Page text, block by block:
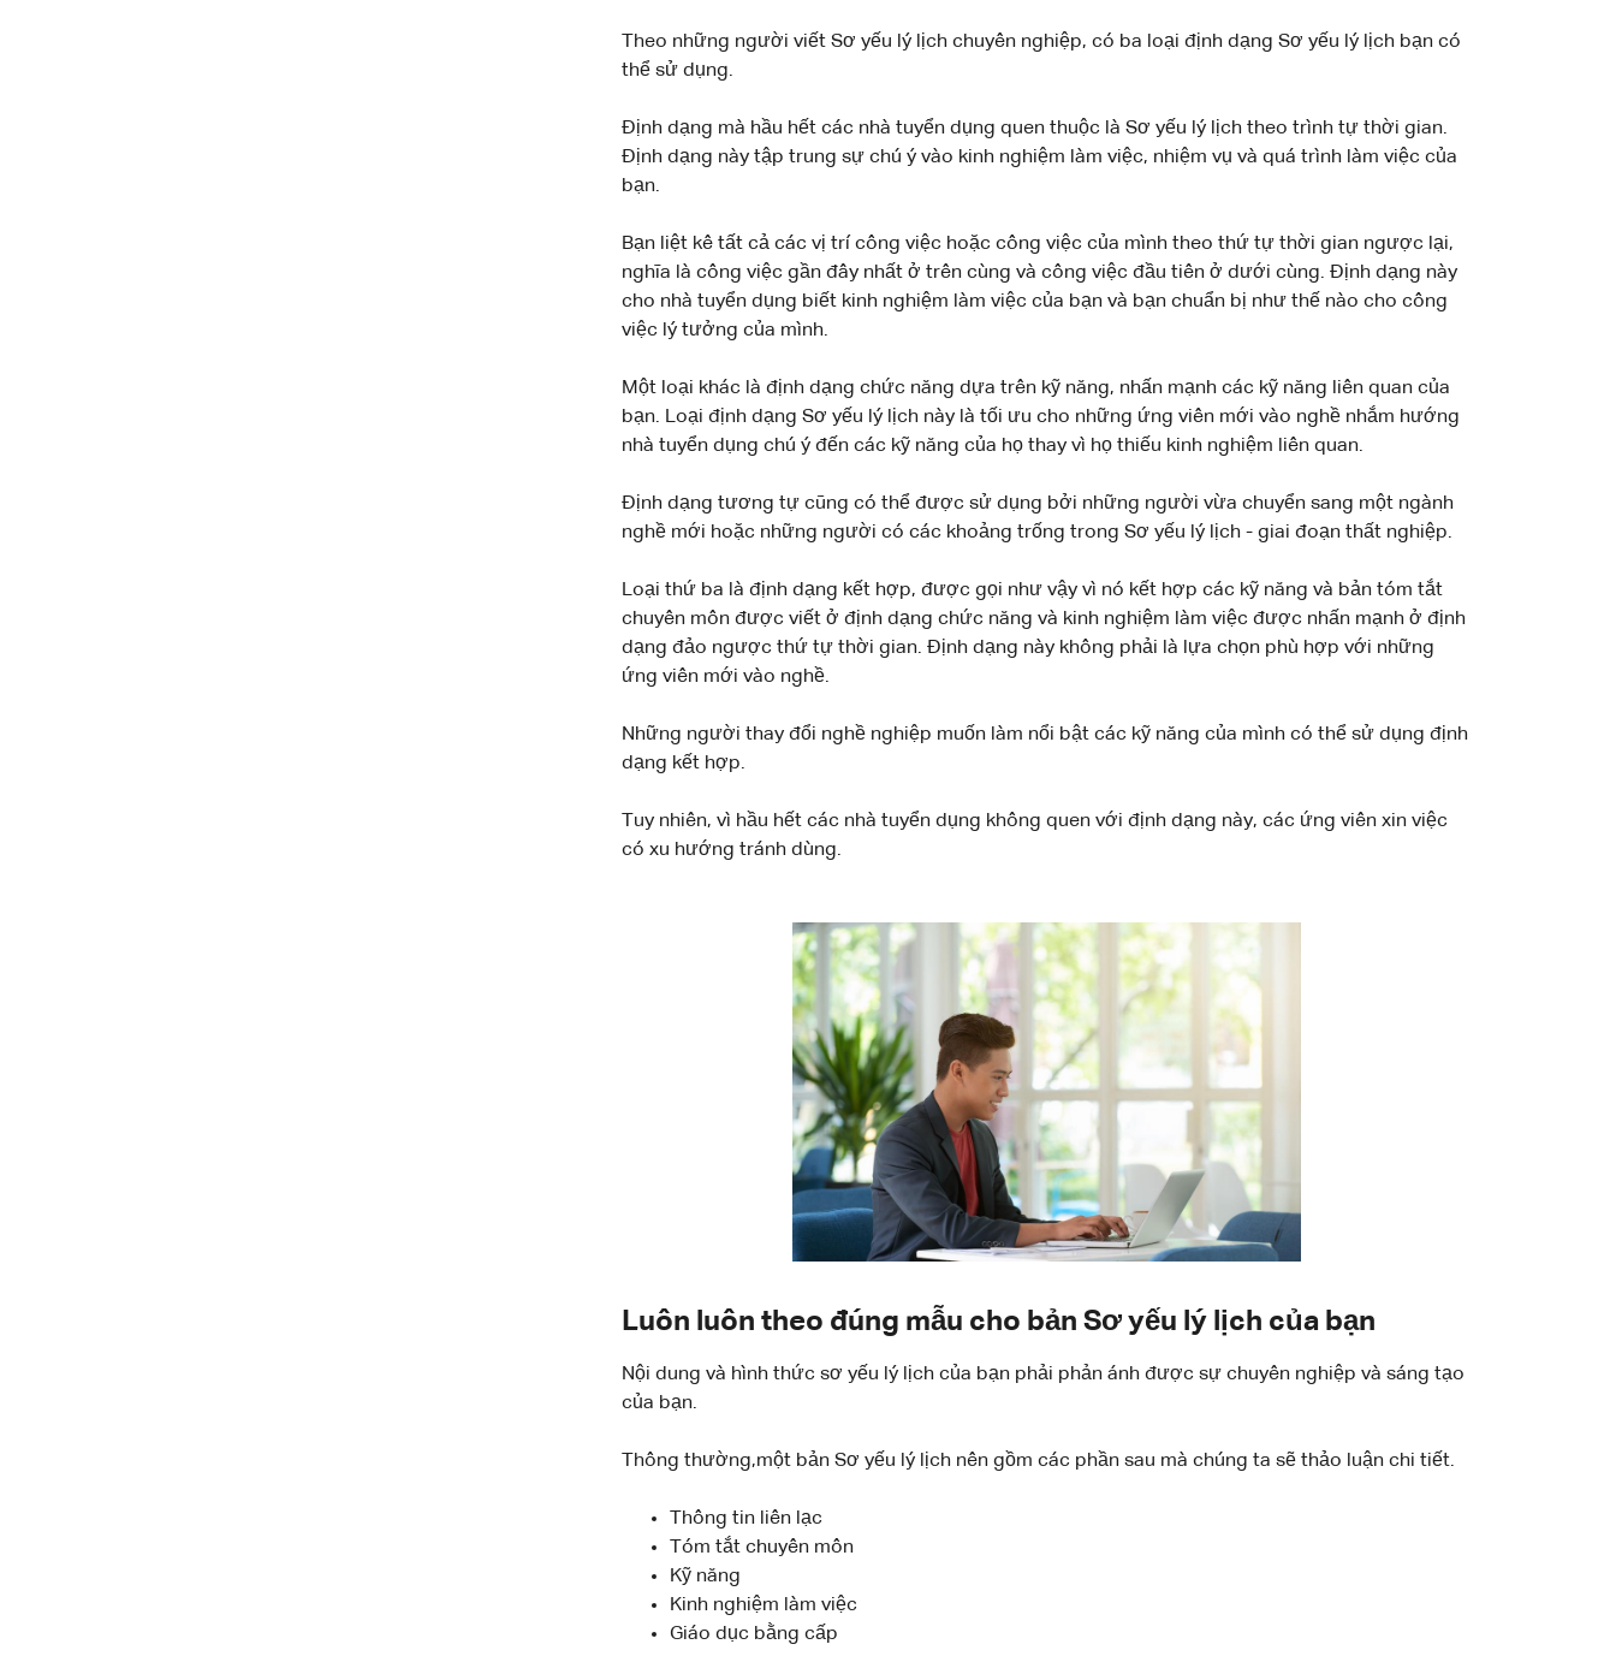
Theo những người viết Sơ yếu lý lịch chuyên nghiệp, có ba loại định dạng Sơ yếu lý lịch bạn có
thể sử dụng.
Định dạng mà hầu hết các nhà tuyển dụng quen thuộc là Sơ yếu lý lịch theo trình tự thời gian.
Định dạng này tập trung sự chú ý vào kinh nghiệm làm việc, nhiệm vụ và quá trình làm việc của
bạn.
Bạn liệt kê tất cả các vị trí công việc hoặc công việc của mình theo thứ tự thời gian ngược lại,
nghĩa là công việc gần đây nhất ở trên cùng và công việc đầu tiên ở dưới cùng. Định dạng này
cho nhà tuyển dụng biết kinh nghiệm làm việc của bạn và bạn chuẩn bị như thế nào cho công
việc lý tưởng của mình.
Một loại khác là định dạng chức năng dựa trên kỹ năng, nhấn mạnh các kỹ năng liên quan của
bạn. Loại định dạng Sơ yếu lý lịch này là tối ưu cho những ứng viên mới vào nghề nhắm hướng
nhà tuyển dụng chú ý đến các kỹ năng của họ thay vì họ thiếu kinh nghiệm liên quan.
Định dạng tương tự cũng có thể được sử dụng bởi những người vừa chuyển sang một ngành
nghề mới hoặc những người có các khoảng trống trong Sơ yếu lý lịch - giai đoạn thất nghiệp.
Loại thứ ba là định dạng kết hợp, được gọi như vậy vì nó kết hợp các kỹ năng và bản tóm tắt
chuyên môn được viết ở định dạng chức năng và kinh nghiệm làm việc được nhấn mạnh ở định
dạng đảo ngược thứ tự thời gian. Định dạng này không phải là lựa chọn phù hợp với những
ứng viên mới vào nghề.
Những người thay đổi nghề nghiệp muốn làm nổi bật các kỹ năng của mình có thể sử dụng định
dạng kết hợp.
Tuy nhiên, vì hầu hết các nhà tuyển dụng không quen với định dạng này, các ứng viên xin việc
có xu hướng tránh dùng.
Luôn luôn theo đúng mẫu cho bản Sơ yếu lý lịch của bạn
Nội dung và hình thức sơ yếu lý lịch của bạn phải phản ánh được sự chuyên nghiệp và sáng tạo
của bạn.
Thông thường,một bản Sơ yếu lý lịch nên gồm các phần sau mà chúng ta sẽ thảo luận chi tiết.
Thông tin liên lạc
Tóm tắt chuyên môn
Kỹ năng
Kinh nghiệm làm việc
Giáo dục bằng cấp